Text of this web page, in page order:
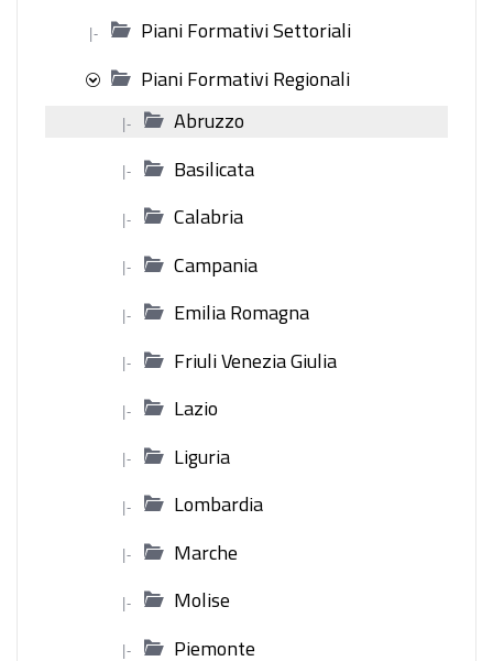
|-
Piani Formativi Settoriali
Piani Formativi Regionali
|- Abruzzo
|- Basilicata
|- Calabria
|- Campania
|- Emilia Romagna
|- Friuli Venezia Giulia
|- Lazio
|- Liguria
|- Lombardia
|- Marche
|- Molise
|- Piemonte